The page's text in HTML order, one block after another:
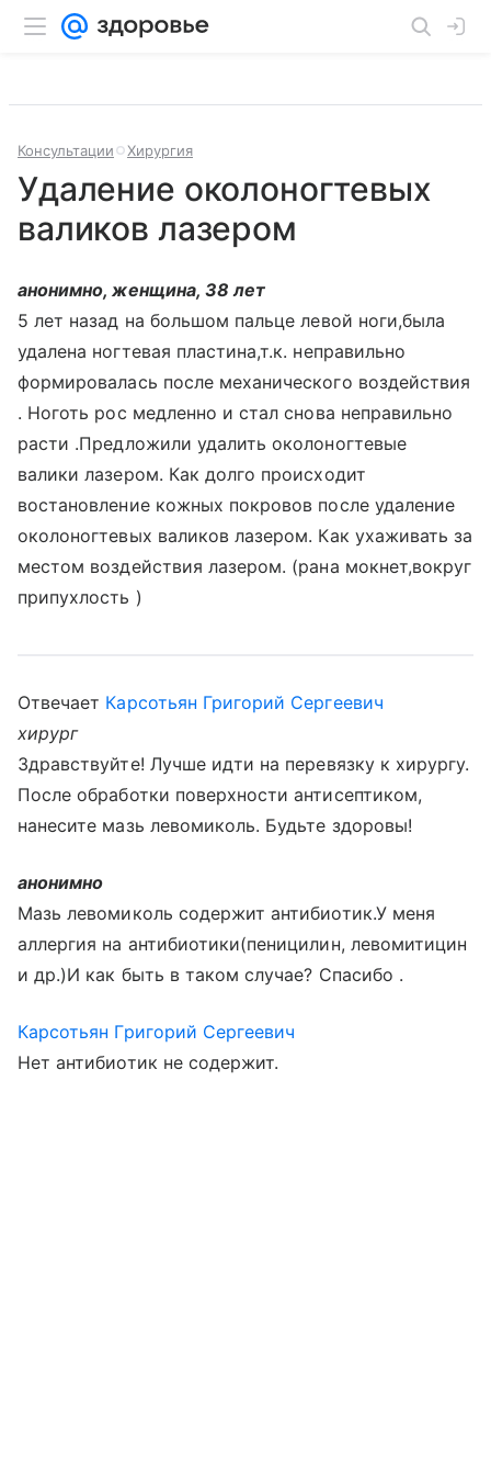
Консультации Хирургия
Удаление околоногтевых
валиков лазером
анонимно, женщина, 38 лет
5 лет назад на большом пальце левой ноги,была
удалена ногтевая пластина,т.к. неправильно
формировалась после механического воздействия
. Ноготь рос медленно и стал снова неправильно
расти .Предложили удалить околоногтевые
валики лазером. Как долго происходит
востановление кожных покровов после удаление
околоногтевых валиков лазером. Как ухаживать за
местом воздействия лазером. (рана мокнет,вокруг
припухлость )
Отвечает Карсотьян Григорий Сергеевич
хирург
Здравствуйте! Лучше идти на перевязку к хирургу.
После обработки поверхности антисептиком,
нанесите мазь левомиколь. Будьте здоровы!
анонимно
Мазь левомиколь содержит антибиотик.У меня
аллергия на антибиотики(пеницилин, левомитицин
и др.)И как быть в таком случае? Спасибо .
Карсотьян Григорий Сергеевич
Нет антибиотик не содержит.